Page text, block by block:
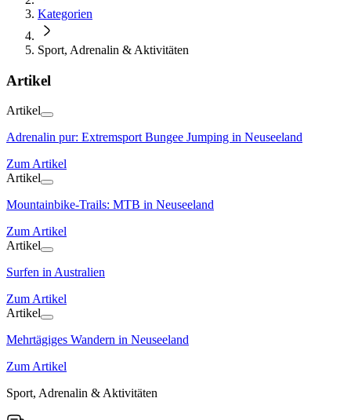
Kategorien
Sport, Adrenalin & Aktivitäten
Artikel
Artikel
Adrenalin pur: Extremsport Bungee Jumping in Neuseeland
Zum Artikel
Artikel
Mountainbike-Trails: MTB in Neuseeland
Zum Artikel
Artikel
Surfen in Australien
Zum Artikel
Artikel
Mehrtägiges Wandern in Neuseeland
Zum Artikel
Sport, Adrenalin & Aktivitäten